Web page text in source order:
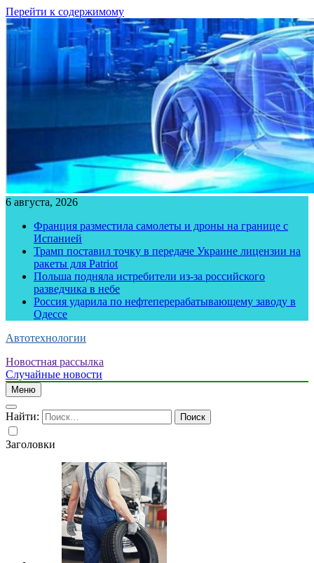
Перейти к содержимому
6 августа, 2026
Франция разместила самолеты и дроны на границе с
Испанией
Трамп поставил точку в передаче Украине лицензии на
ракеты для Patriot
Польша подняла истребители из-за российского
разведчика в небе
Россия ударила по нефтеперерабатывающему заводу в
Одессе
Автотехнологии
Новостная рассылка
Случайные новости
Меню
Найти:
Заголовки